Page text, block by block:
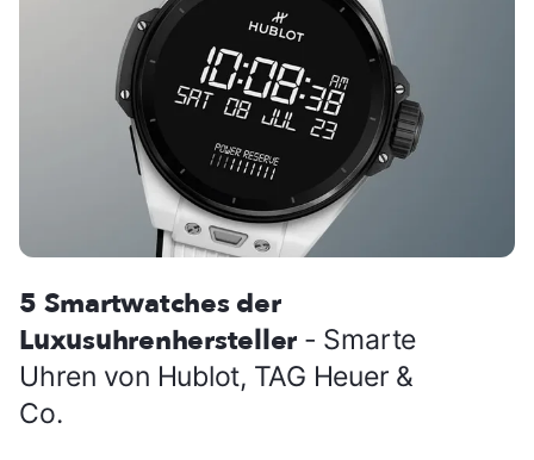
5 Smartwatches der
Luxusuhrenhersteller - Smarte
Uhren von Hublot, TAG Heuer &
Co.